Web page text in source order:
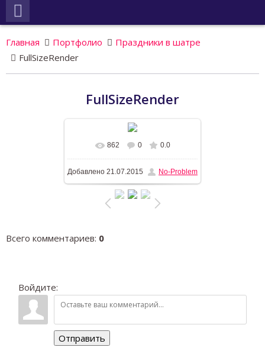
Главная Портфолио
Праздники в шатре
FullSizeRender
FullSizeRender
В реальном размере 1196x768
187.6Kb
862 0 0.0
Добавлено 21.07.2015 No-Problem
Всего комментариев: 0
Войдите:
Отправить